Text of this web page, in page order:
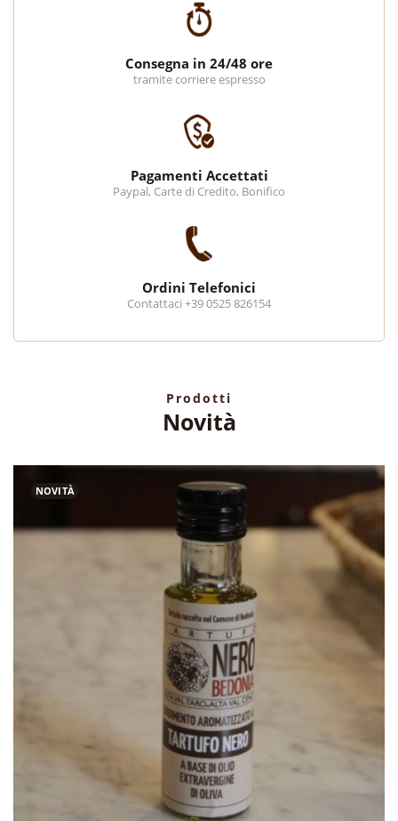
Consegna in 24/48 ore
tramite corriere espresso
Pagamenti Accettati
Paypal, Carte di Credito, Bonifico
Ordini Telefonici
Contattaci +39 0525 826154
Prodotti
Novità
NOVITÀ